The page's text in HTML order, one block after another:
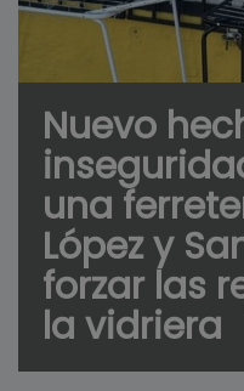
Nuevo
una
López y
forzar las
la vidriera